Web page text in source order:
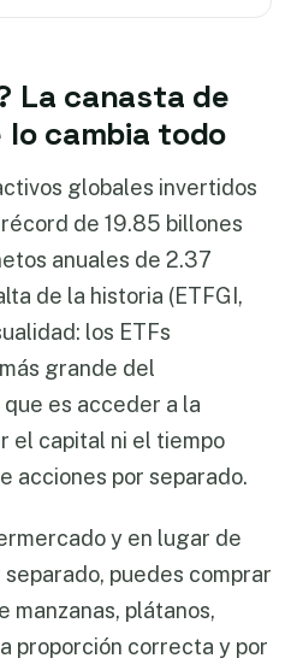
La canasta de
cambia todo
globales invertidos
de 19.85 billones
anuales de 2.37
de la historia (ETFGI,
los ETFs
grande del
es acceder a la
el capital ni el tiempo
acciones por separado.
y en lugar de
puedes comprar
manzanas, plátanos,
proporción correcta y por